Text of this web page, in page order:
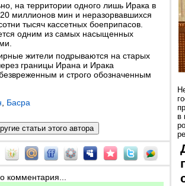
на территории одного лишь Ирака в
миллионов мин и неразорвавшихся
тысяч кассетных боеприпасов.
одним из самых насыщенных
жители подрываются на старых
границы Ирана и Ирака
и строго обозначенным
Басра
комментария...
в